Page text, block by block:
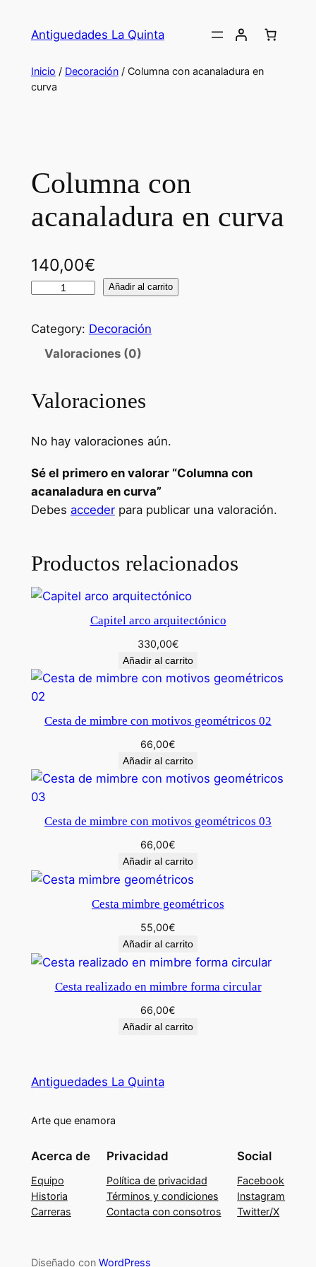
Antiguedades La Quinta
Inicio / Decoración/ Columna con acanaladura en
curva
Columna con
acanaladura en curva
140,00€
C
l
a
o
a
c
a
l
d
e
n
a
c
i
Añadir al carrito
Category: Decoración
Valoraciones (0)
Valoraciones
No hay valoraciones aún.
Sé el primero en valorar “Columna con
acanaladura en curva”
Debes accederpara publicar una valoración.
Productos relacionados
Capitel arco arquitectónico
330,00€
Añadir al carrito
Cesta de mimbre con motivos geométricos 02
66,00€
Añadir al carrito
Cesta de mimbre con motivos geométricos 03
66,00€
Añadir al carrito
Cesta mimbre geométricos
55,00€
Añadir al carrito
Cesta realizado en mimbre forma circular
66,00€
Añadir al carrito
Antiguedades La Quinta
Arte que enamora
Acerca de
Equipo
Historia
Carreras
Privacidad
Política de privacidad
Términos y condiciones
Contacta con consotros
Social
Facebook
Instagram
Twitter/X
Diseñado con WordPress